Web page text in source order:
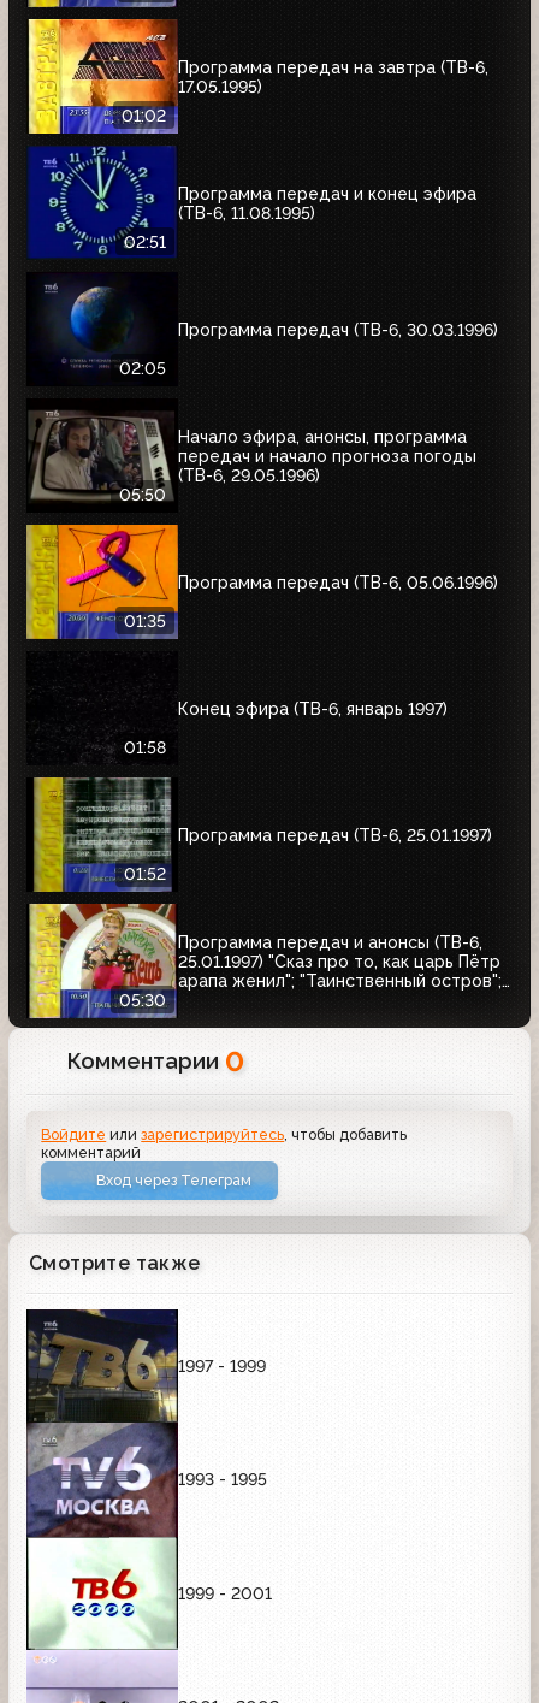
01:02
Программа передач на завтра (ТВ-6,
17.05.1995)
02:51
Программа передач и конец эфира
(ТВ-6, 11.08.1995)
02:05
Программа передач (ТВ-6, 30.03.1996)
05:50
Начало эфира, анонсы, программа
передач и начало прогноза погоды
(ТВ-6, 29.05.1996)
01:35
Программа передач (ТВ-6, 05.06.1996)
01:58
Конец эфира (ТВ-6, январь 1997)
01:52
Программа передач (ТВ-6, 25.01.1997)
05:30
Программа передач и анонсы (ТВ-6,
25.01.1997) "Сказ про то, как царь Пётр
арапа женил"; "Таинственный остров";
Комментарии 0
Войдите илизарегистрируйтесь, чтобы добавить
комментарий
Вход через Телеграм
Смотрите также
1997 - 1999
1993 - 1995
1999 - 2001